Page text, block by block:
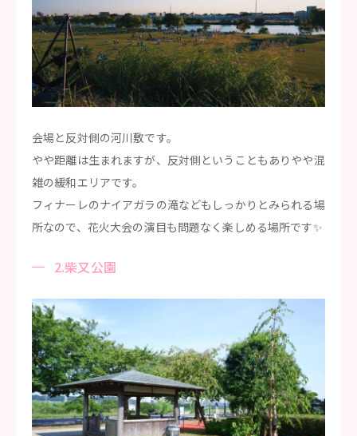
会場と反対側の河川敷です。
やや距離は生まれますが、反対側ということもありやや混
雑の緩和エリアです。
フィナーレのナイアガラの滝などもしっかりとみられる場
所なので、花火大会の演目も問題なく楽しめる場所です✨
2.柴又公園